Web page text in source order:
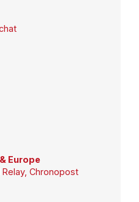
Europe
Chronopost